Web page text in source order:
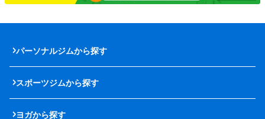
パーソナルジムから探す
スポーツジムから探す
ヨガから探す